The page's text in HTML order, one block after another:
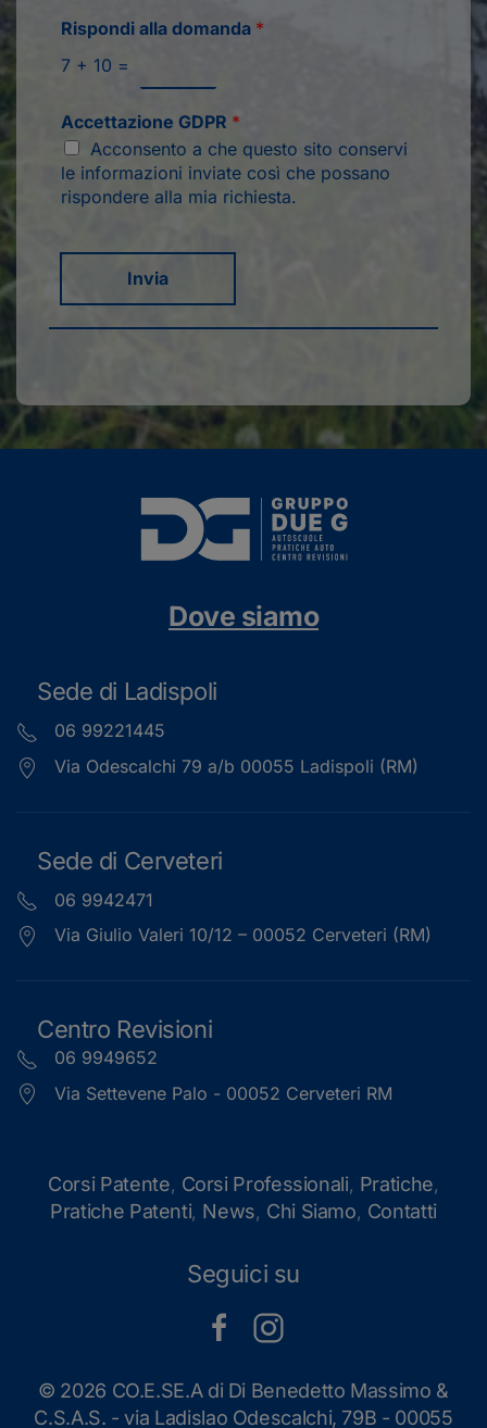
Rispondi alla domanda *
7 + 10 =
Accettazione GDPR *
Acconsento a che questo sito conservi
le informazioni inviate così che possano
rispondere alla mia richiesta.
Invia
Dove siamo
Sede di Ladispoli
06 99221445
Via Odescalchi 79 a/b 00055 Ladispoli (RM)
Sede di Cerveteri
06 9942471
Via Giulio Valeri 10/12 – 00052 Cerveteri (RM)
Centro Revisioni
06 9949652
Via Settevene Palo - 00052 Cerveteri RM
Corsi Patente, Corsi Professionali, Pratiche,
Pratiche Patenti, News, Chi Siamo, Contatti
Seguici su
© 2026 CO.E.SE.A di Di Benedetto Massimo &
C.S.A.S. - via Ladislao Odescalchi, 79B - 00055